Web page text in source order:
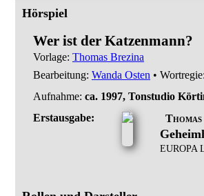
Hörspiel
Wer ist der Katzenmann?
Vorlage: Thomas Brezina
Bearbeitung: Wanda Osten • Wortregie:
Aufnahme: ca. 1997, Tonstudio
Erstausgabe:
EUROPA